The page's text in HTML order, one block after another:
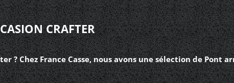
CRAFTER
? Chez France Casse, nous avons une sélection de Pont